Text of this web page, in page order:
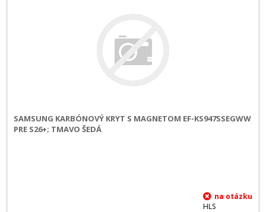
SAMSUNG KARBÓNOVÝ KRYT S MAGNETOM EF-KS947SSEGWW
PRE S26+; TMAVO ŠEDÁ
HLS